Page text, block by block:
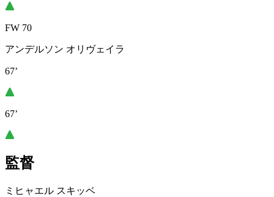
FW 70
アンデルソン オリヴェイラ
67’
67’
監督
ミヒャエル スキッベ